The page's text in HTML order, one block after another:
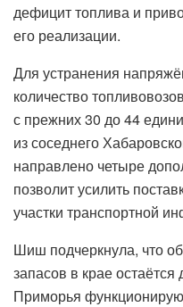
дефицит топлива и
его реализации.
Для устранения
количество
с прежних 30 до 44
из соседнего
направлено четыре
позволит усилить
участки транспортной
Шиш подчеркнула, что
запасов в крае
Приморья